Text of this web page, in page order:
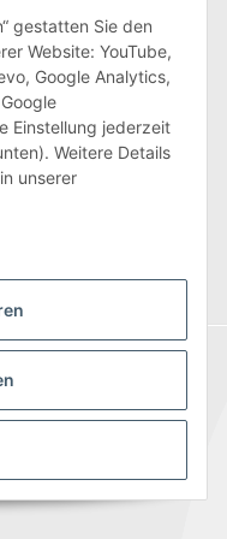
gestatten Sie den
Website: YouTube,
Google Analytics,
Einstellung jederzeit
Weitere Details
unserer